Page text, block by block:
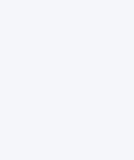
یک فیلم
یکی از متفقین و یکی
فکر می کنند که طرف